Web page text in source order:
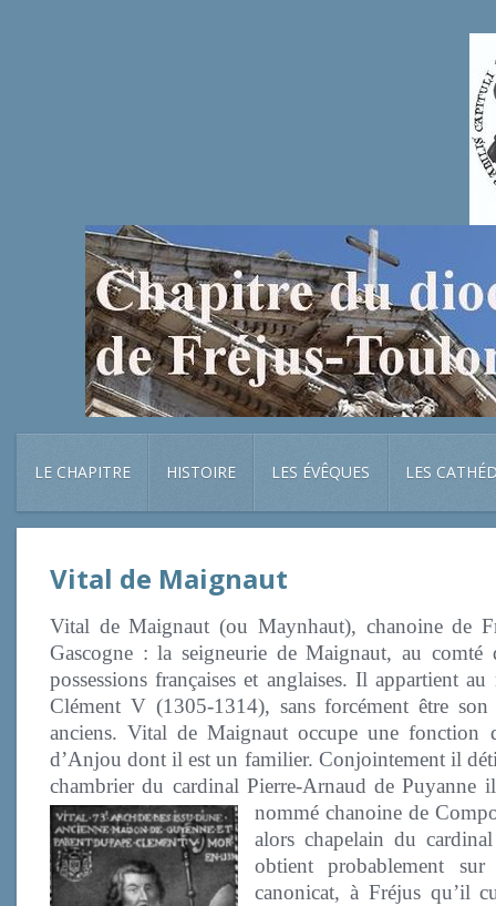
LE CHAPITRE HISTOIRE LES ÉVÊQUES LES
Vital de Maignaut
Vital de Maignaut (ou Maynhaut), chanoine de
Gascogne : la seigneurie de Maignaut, au comté
possessions françaises et anglaises. Il appartient
Clément V (1305-1314), sans forcément être
anciens. Vital de Maignaut occupe une fonction
d’Anjou dont il est un familier. Conjointement il
chambrier du cardinal Pierre-Arnaud de Puyanne
nommé chanoinede
alors chapelain du
obtient probablement
canonicat, à Fréjus qu’il